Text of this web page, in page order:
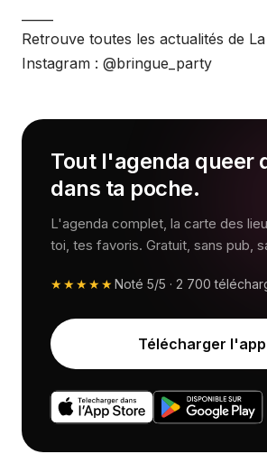
Retrouve toutes les actualités de
Instagram : @bringue_party
Tout l'agenda queer
dans ta poche.
L'agenda complet, la carte des
toi, tes favoris. Gratuit, sans pub,
★★★★★Noté 5/5 · 2 700
Télécharger l'app